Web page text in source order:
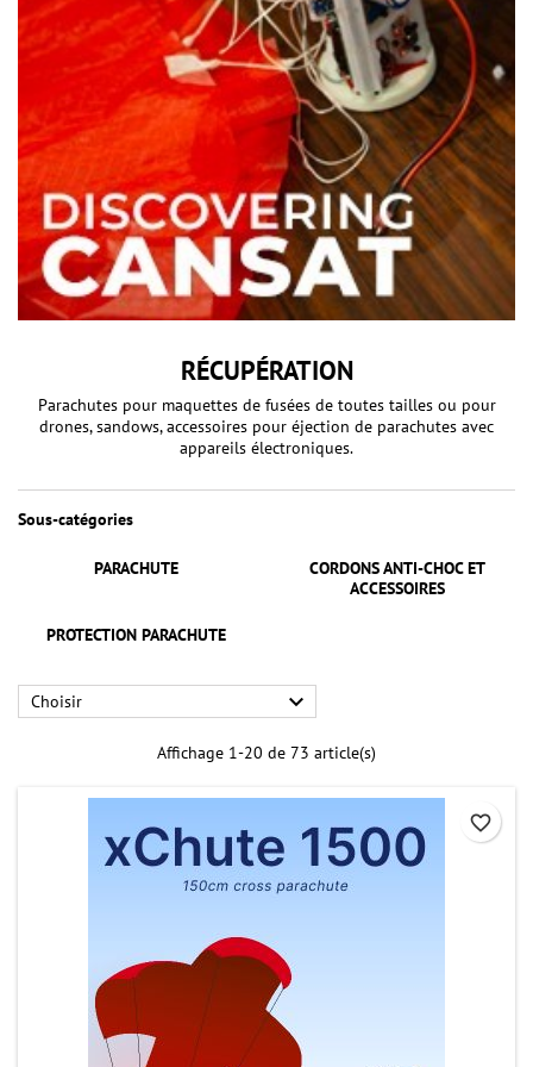
RÉCUPÉRATION
Parachutes pour maquettes de fusées de toutes tailles ou pour
drones, sandows, accessoires pour éjection de parachutes avec
appareils électroniques.
Sous-catégories
PARACHUTE
CORDONS ANTI-CHOC ET
ACCESSOIRES
PROTECTION PARACHUTE
Choisir 
Affichage 1-20 de 73 article(s)
favorite_border